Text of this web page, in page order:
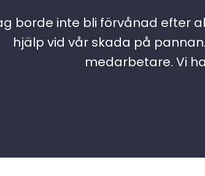
borde inte bli förvånad efter
hjälp vid vår skada på
medarbetare. Vi